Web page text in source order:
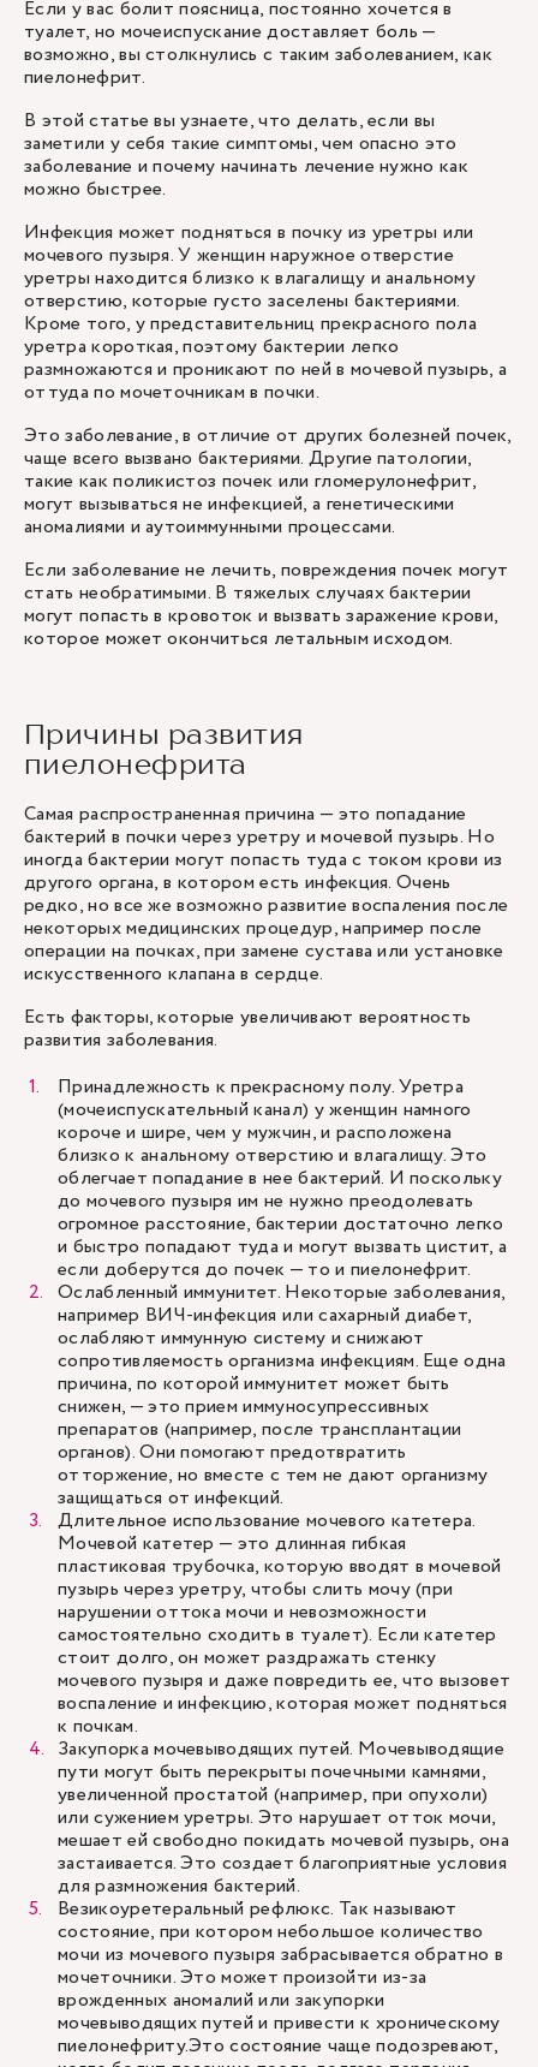
Если у вас болит поясница, постоянно хочется в
туалет, но мочеиспускание доставляет боль —
возможно, вы столкнулись с таким заболеванием, как
пиелонефрит.
В этой статье вы узнаете, что делать, если вы
заметили у себя такие симптомы, чем опасно это
заболевание и почему начинать лечение нужно как
можно быстрее.
Инфекция может подняться в почку из уретры или
мочевого пузыря. У женщин наружное отверстие
уретры находится близко к влагалищу и анальному
отверстию, которые густо заселены бактериями.
Кроме того, у представительниц прекрасного пола
уретра короткая, поэтому бактерии легко
размножаются и проникают по ней в мочевой пузырь, а
оттуда по мочеточникам в почки.
Это заболевание, в отличие от других болезней почек,
чаще всего вызвано бактериями. Другие патологии,
такие как поликистоз почек или гломерулонефрит,
могут вызываться не инфекцией, а генетическими
аномалиями и аутоиммунными процессами.
Если заболевание не лечить, повреждения почек могут
стать необратимыми. В тяжелых случаях бактерии
могут попасть в кровоток и вызвать заражение крови,
которое может окончиться летальным исходом.
Причины развития
пиелонефрита
Самая распространенная причина — это попадание
бактерий в почки через уретру и мочевой пузырь. Но
иногда бактерии могут попасть туда с током крови из
другого органа, в котором есть инфекция. Очень
редко, но все же возможно развитие воспаления после
некоторых медицинских процедур, например после
операции на почках, при замене сустава или установке
искусственного клапана в сердце.
Есть факторы, которые увеличивают вероятность
развития заболевания.
Принадлежность к прекрасному полу. Уретра
(мочеиспускательный канал) у женщин намного
короче и шире, чем у мужчин, и расположена
близко к анальному отверстию и влагалищу. Это
облегчает попадание в нее бактерий. И поскольку
до мочевого пузыря им не нужно преодолевать
огромное расстояние, бактерии достаточно легко
и быстро попадают туда и могут вызвать цистит, а
если доберутся до почек — то и пиелонефрит.
Ослабленный иммунитет. Некоторые заболевания,
например ВИЧ-инфекция или сахарный диабет,
ослабляют иммунную систему и снижают
сопротивляемость организма инфекциям. Еще одна
причина, по которой иммунитет может быть
снижен, — это прием иммуносупрессивных
препаратов (например, после трансплантации
органов). Они помогают предотвратить
отторжение, но вместе с тем не дают организму
защищаться от инфекций.
Длительное использование мочевого катетера.
Мочевой катетер — это длинная гибкая
пластиковая трубочка, которую вводят в мочевой
пузырь через уретру, чтобы слить мочу (при
нарушении оттока мочи и невозможности
самостоятельно сходить в туалет). Если катетер
стоит долго, он может раздражать стенку
мочевого пузыря и даже повредить ее, что вызовет
воспаление и инфекцию, которая может подняться
к почкам.
Закупорка мочевыводящих путей. Мочевыводящие
пути могут быть перекрыты почечными камнями,
увеличенной простатой (например, при опухоли)
или сужением уретры. Это нарушает отток мочи,
мешает ей свободно покидать мочевой пузырь, она
застаивается. Это создает благоприятные условия
для размножения бактерий.
Везикоуретеральный рефлюкс. Так называют
состояние, при котором небольшое количество
мочи из мочевого пузыря забрасывается обратно в
мочеточники. Это может произойти из-за
врожденных аномалий или закупорки
мочевыводящих путей и привести к хроническому
пиелонефриту.Это состояние чаще подозревают,